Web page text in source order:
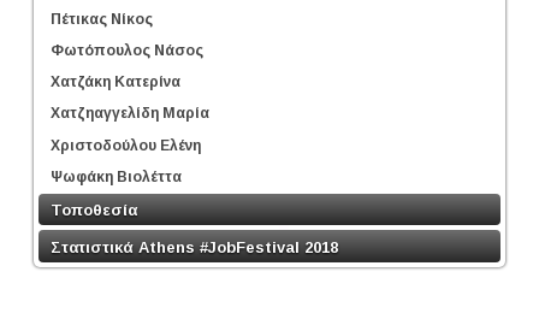
Πέτικας Νίκος
Φωτόπουλος Νάσος
Χατζάκη Κατερίνα
Χατζηαγγελίδη Μαρία
Χριστοδούλου Ελένη
Ψωφάκη Βιολέττα
Τοποθεσία
Στατιστικά Athens #JobFestival 2018